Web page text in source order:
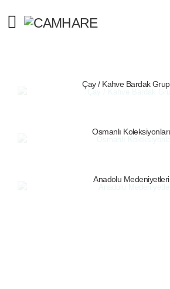
Çay / Kahve Bardak
Osmanlı Koleksiyonları
Anadolu Medeniyetleri